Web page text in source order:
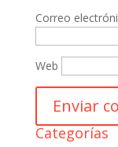
Correo
Web
Categorías